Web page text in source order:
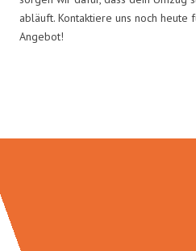
abläuft. Kontaktiere uns noch heute
Angebot!